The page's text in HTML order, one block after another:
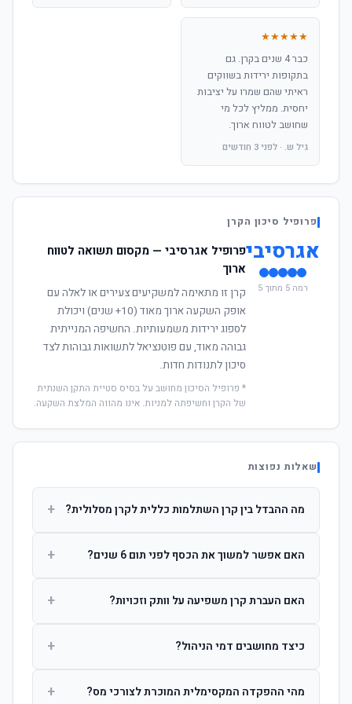
★★★★★
כבר 4 שנים בקרן. גם
בתקופות ירידות בשווקים
ראיתי שהם שמרו על יציבות
יחסית. ממליץ לכל מי
שחושב לטווח ארוך.
גיל ש. · לפני 3 חודשים
פרופיל סיכון הקרן
אגרסיבי
רמה 5 מתוך 5
פרופיל אגרסיבי — מקסום תשואה לטווח
ארוך
קרן זו מתאימה למשקיעים צעירים או לאלה עם
אופק השקעה ארוך מאוד (10+ שנים) ויכולת
לספוג ירידות משמעותיות. החשיפה המנייתית
גבוהה מאוד, עם פוטנציאל לתשואות גבוהות לצד
סיכון לתנודות חדות.
* פרופיל הסיכון מחושב על בסיס סטיית התקן השנתית
של הקרן וחשיפתה למניות. אינו מהווה המלצת השקעה.
שאלות נפוצות
מה ההבדל בין קרן השתלמות כללית לקרן מסלולית? +
ההשקעות. קרן מסלולית עוקבת אחרי מדד ספציפי ומאפשרת
האם אפשר למשוך את הכסף לפני תום 6 שנים? +
הרווחים. לאחר 6 שנים ניתן למשוך פטור ממס עד לתקרה
האם העברת קרן משפיעה על וותק וזכויות? +
החברות. הוותק ממשיך להיספר מיום ההפקדה הראשונה.
כיצד מחושבים דמי הניהול? +
ומתן על שיעורם בעת הצטרפות.
מהי ההפקדה המקסימלית המוכרת לצורכי מס? +